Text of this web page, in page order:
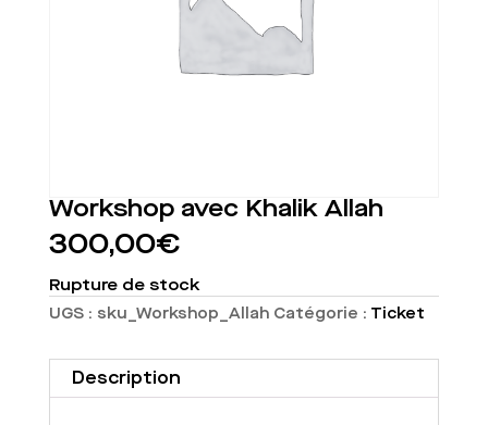
Workshop avec Khalik Allah
300,00€
Rupture de stock
UGS : sku_Workshop_Allah Catégorie : Ticket
Description